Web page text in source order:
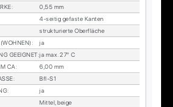
:
0,55 mm
4-sei­tig ge­fas­te Kan­ten
struk­tu­rier­te Ober­flä­che
:
ja
GE­EIG­NET:ja max. 27° C
CA:
6,00 mm
:
Bfl-S1
:
ja
Mit­tel, beige